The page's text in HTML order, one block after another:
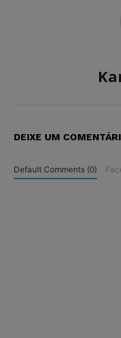
DEIXE UM
Default Comments (0)